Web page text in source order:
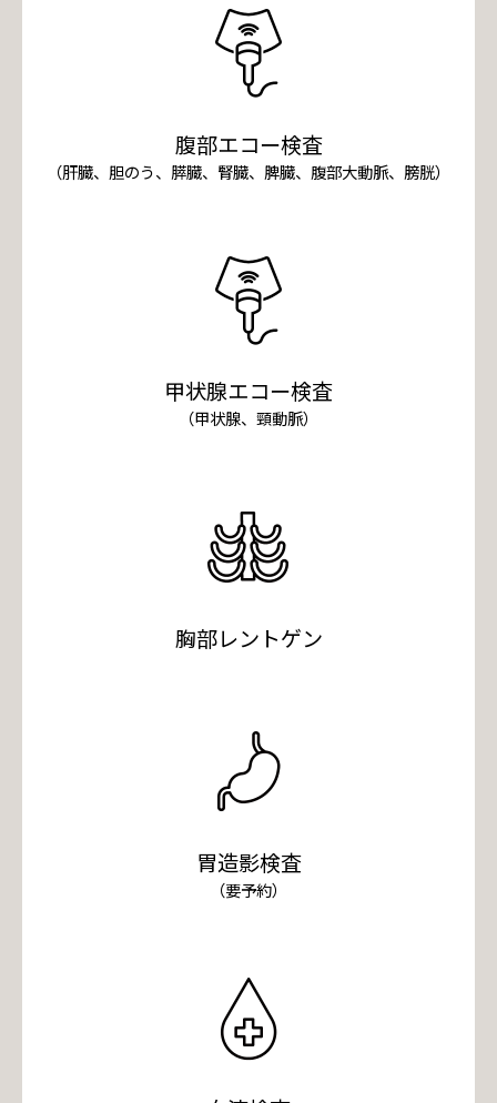
腹部エコー検査
（肝臓、胆のう、膵臓、腎臓、脾臓、腹部大動脈、膀胱）
甲状腺エコー検査
（甲状腺、頸動脈）
胸部レントゲン
胃造影検査
（要予約）